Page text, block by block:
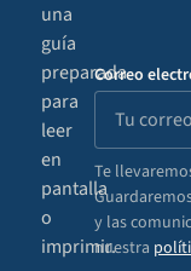
una
guía
preparada
para
leer
en
pantalla
o
imprimir.
Correo
Te
y las
nuestra